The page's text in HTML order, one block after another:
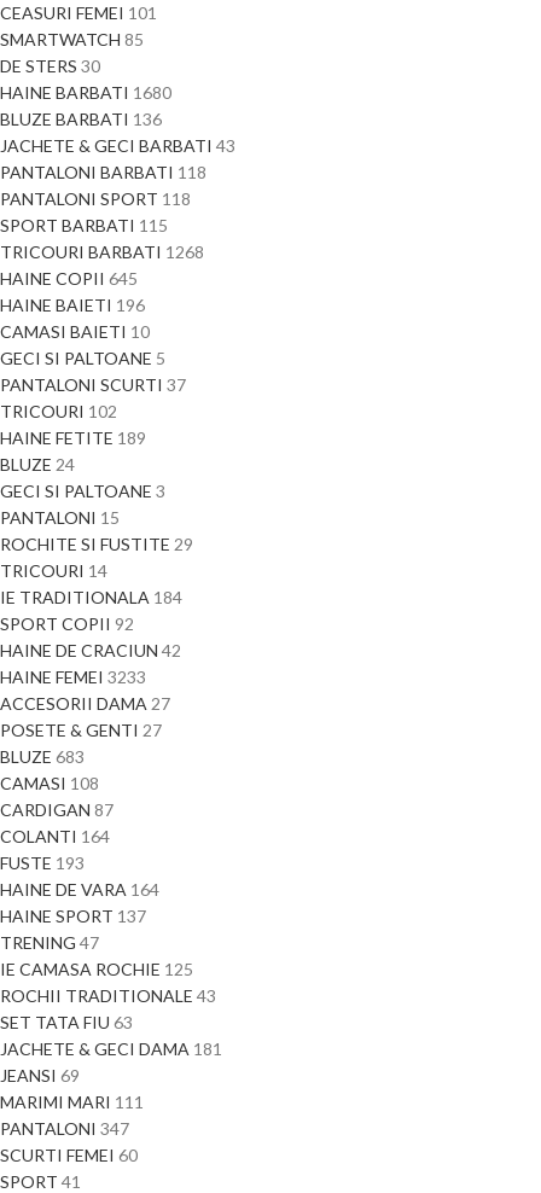
CEASURI FEMEI 101
SMARTWATCH 85
DE STERS 30
HAINE BARBATI 1680
BLUZE BARBATI 136
JACHETE & GECI BARBATI 43
PANTALONI BARBATI 118
PANTALONI SPORT 118
SPORT BARBATI 115
TRICOURI BARBATI 1268
HAINE COPII 645
HAINE BAIETI 196
CAMASI BAIETI 10
GECI SI PALTOANE 5
PANTALONI SCURTI 37
TRICOURI 102
HAINE FETITE 189
BLUZE 24
GECI SI PALTOANE 3
PANTALONI 15
ROCHITE SI FUSTITE 29
TRICOURI 14
IE TRADITIONALA 184
SPORT COPII 92
HAINE DE CRACIUN 42
HAINE FEMEI 3233
ACCESORII DAMA 27
POSETE & GENTI 27
BLUZE 683
CAMASI 108
CARDIGAN 87
COLANTI 164
FUSTE 193
HAINE DE VARA 164
HAINE SPORT 137
TRENING 47
IE CAMASA ROCHIE 125
ROCHII TRADITIONALE 43
SET TATA FIU 63
JACHETE & GECI DAMA 181
JEANSI 69
MARIMI MARI 111
PANTALONI 347
SCURTI FEMEI 60
SPORT 41